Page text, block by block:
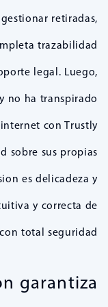
retiradas,
trazabilidad
legal. Luego,
no ha transpirado
con Trustly
sobre sus propias
es delicadeza y
y correcta de
total seguridad.
garantiza